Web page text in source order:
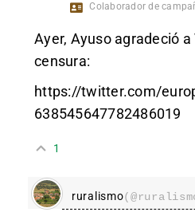
Colaborador de
Ayer, Ayuso agradeció a
censura:
https://twitter.com/
638545647782486019
1
ruralismo